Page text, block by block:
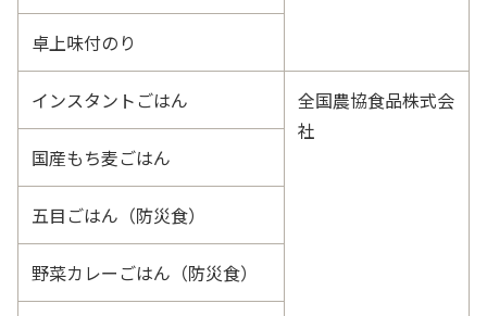
卓上味付のり
インスタントごはん
全国農協食品株式会
社
国産もち麦ごはん
五目ごはん（防災食）
野菜カレーごはん（防災食）